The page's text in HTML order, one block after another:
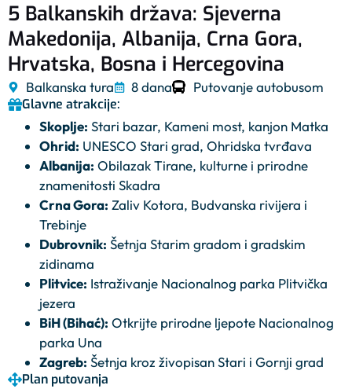
5 Balkanskih država: Sjeverna
Makedonija, Albanija, Crna Gora,
Hrvatska, Bosna i Hercegovina
Balkanska tura 8 dana
Putovanje autobusom
Glavne atrakcije:
Skoplje: Stari bazar, Kameni most, kanjon Matka
Ohrid: UNESCO Stari grad, Ohridska tvrđava
Albanija: Obilazak Tirane, kulturne i prirodne
znamenitosti Skadra
Crna Gora: Zaliv Kotora, Budvanska rivijera i
Trebinje
Dubrovnik: Šetnja Starim gradom i gradskim
zidinama
Plitvice: Istraživanje Nacionalnog parka Plitvička
jezera
BiH (Bihać): Otkrijte prirodne ljepote Nacionalnog
parka Una
Zagreb: Šetnja kroz živopisan Stari i Gornji grad
Plan putovanja